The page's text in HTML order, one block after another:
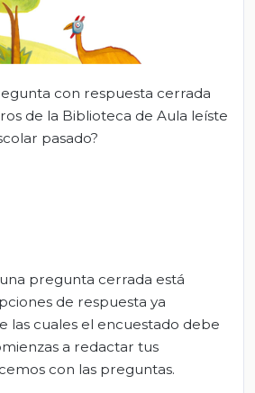
con respuesta cerrada
de la Biblioteca de Aula leíste
pasado?
pregunta cerrada está
de respuesta ya
las cuales el encuestado debe
a redactar tus
con las preguntas.